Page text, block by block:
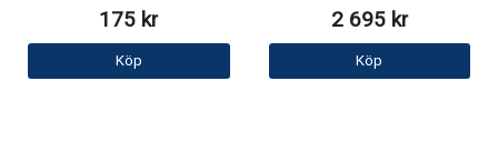
175 kr
Köp
2 695 kr
Köp